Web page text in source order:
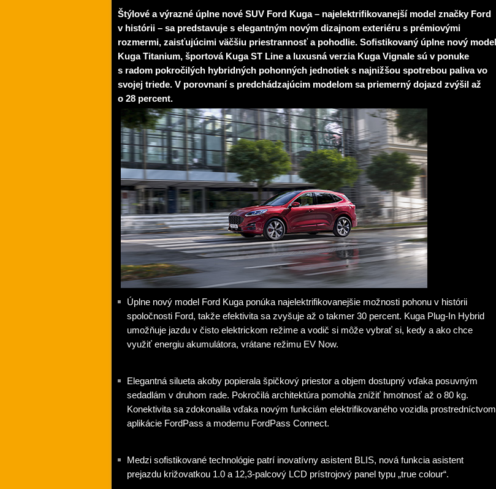
Štýlové a výrazné úplne nové SUV Ford Kuga – najelektrifikovanejší model značky Ford
v histórii – sa predstavuje s elegantným novým dizajnom exteriéru s prémiovými
rozmermi, zaisťujúcimi väčšiu priestrannosť a pohodlie. Sofistikovaný úplne nový model
Kuga Titanium, športová Kuga ST Line a luxusná verzia Kuga Vignale sú v ponuke
s radom pokročilých hybridných pohonných jednotiek s najnižšou spotrebou paliva vo
svojej triede. V porovnaní s predchádzajúcim modelom sa priemerný dojazd zvýšil až
o 28 percent.
Úplne nový model Ford Kuga ponúka najelektrifikovanejšie možnosti pohonu v histórii
spoločnosti Ford, takže efektivita sa zvyšuje až o takmer 30 percent. Kuga Plug-In Hybrid
umožňuje jazdu v čisto elektrickom režime a vodič si môže vybrať si, kedy a ako chce
využiť energiu akumulátora, vrátane režimu EV Now.
Elegantná silueta akoby popierala špičkový priestor a objem dostupný vďaka posuvným
sedadlám v druhom rade. Pokročilá architektúra pomohla znížiť hmotnosť až o 80 kg.
Konektivita sa zdokonalila vďaka novým funkciám elektrifikovaného vozidla prostredníctvom
aplikácie FordPass a modemu FordPass Connect.
Medzi sofistikované technológie patrí inovatívny asistent BLIS, nová funkcia asistent
prejazdu križovatkou 1.0 a 12,3-palcový LCD prístrojový panel typu „true colour“.